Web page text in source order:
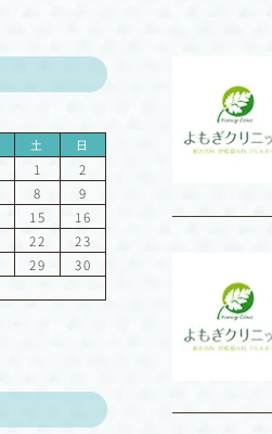
土 日
1
2
8
9
15
16
22
23
29
30